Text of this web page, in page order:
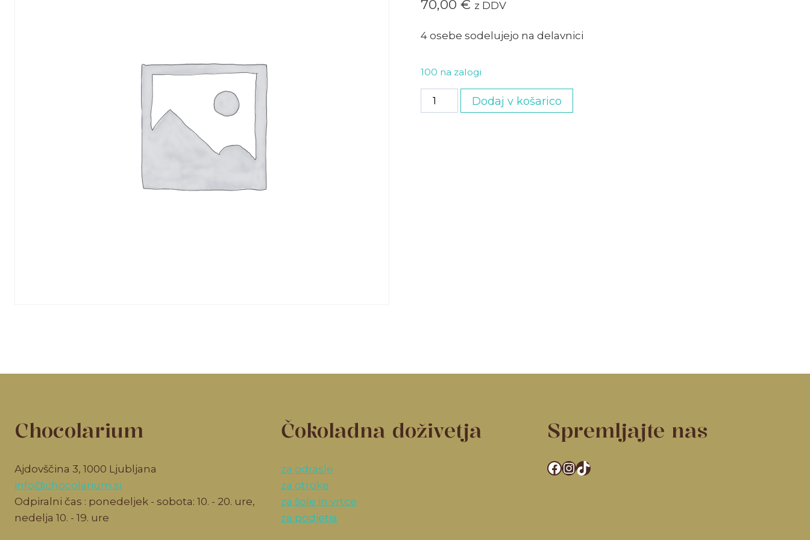
70,00 € z DDV
4 osebe sodelujejo na delavnici
100 na zalogi
Družinska
vstopnica
Dodaj v košarico
Chocolarium
Ajdovščina 3, 1000 Ljubljana
info@chocolarium.si
Odpiralni čas : ponedeljek - sobota: 10. - 20. ure,
nedelja 10. - 19. ure
Čokoladna doživetja
za odrasle
za otroke
za šole in vrtce
za podjetja
Spremljajte nas
Facebook
Instagram
TikTok